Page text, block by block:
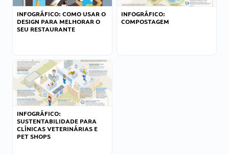
INFOGRÁFICO: COMO USAR O
DESIGN PARA MELHORAR O
SEU RESTAURANTE
INFOGRÁFICO:
COMPOSTAGEM
INFOGRÁFICO:
SUSTENTABILIDADE PARA
CLÍNICAS VETERINÁRIAS E
PET SHOPS